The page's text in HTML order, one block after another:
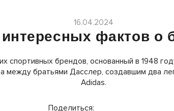
16.04.2024
фактов о
спортивных брендов, основанный в 1948
между братьями Дасслер, создавшим два
Adidas.
Поделиться: